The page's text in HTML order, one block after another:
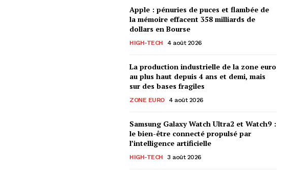
Apple : pénuries de puces et flambée de
la mémoire effacent 358 milliards de
dollars en Bourse
HIGH-TECH 4 août 2026
La production industrielle de la zone euro
au plus haut depuis 4 ans et demi, mais
sur des bases fragiles
ZONE EURO 4 août 2026
Samsung Galaxy Watch Ultra2 et Watch9 :
le bien-être connecté propulsé par
l’intelligence artificielle
HIGH-TECH 3 août 2026